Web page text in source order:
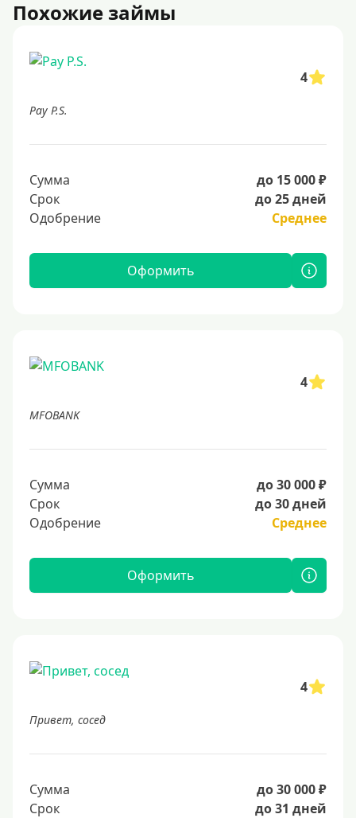
Похожие займы
4
Pay P.S.
Сумма
до 15 000 ₽
Срок
до 25 дней
Одобрение
Среднее
Оформить
4
MFOBANK
Сумма
до 30 000 ₽
Срок
до 30 дней
Одобрение
Среднее
Оформить
4
Привет, сосед
Сумма
до 30 000 ₽
Срок
до 31 дней